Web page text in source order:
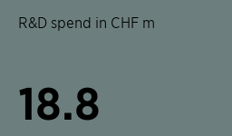
R&D spend in CHF m
18.8